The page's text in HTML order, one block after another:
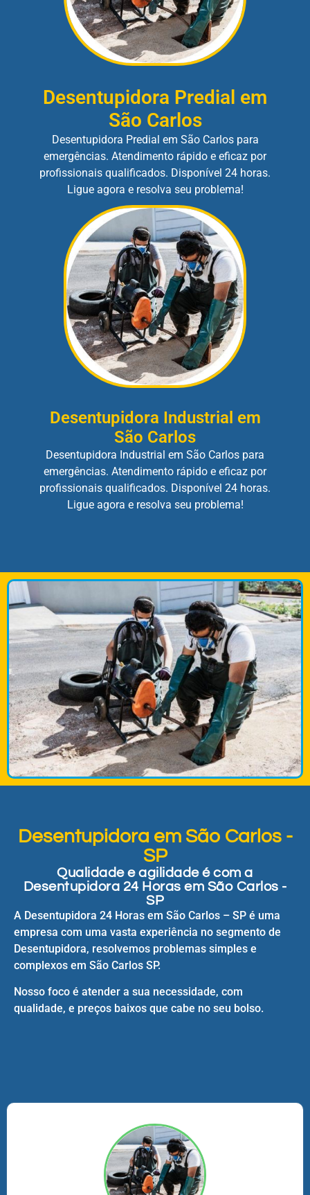
Desentupidora Predial em
São Carlos
Desentupidora Predial em São Carlos para
emergências. Atendimento rápido e eficaz por
profissionais qualificados. Disponível 24 horas.
Ligue agora e resolva seu problema!
Desentupidora Industrial em
São Carlos
Desentupidora Industrial em São Carlos para
emergências. Atendimento rápido e eficaz por
profissionais qualificados. Disponível 24 horas.
Ligue agora e resolva seu problema!
Desentupidora em São Carlos -
SP
Qualidade e agilidade é com a
Desentupidora 24 Horas em São Carlos -
SP
A Desentupidora 24 Horas em São Carlos – SP é uma
empresa com uma vasta experiência no segmento de
Desentupidora, resolvemos problemas simples e
complexos em São Carlos SP.
Nosso foco é atender a sua necessidade, com
qualidade, e preços baixos que cabe no seu bolso.